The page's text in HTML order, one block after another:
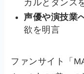
カルとダンス
声優や演技業
欲を明言
ファンサイト「